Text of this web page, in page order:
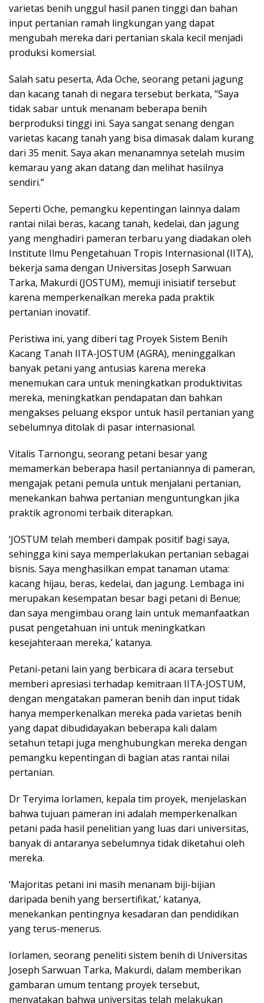
varietas benih unggul hasil panen tinggi dan bahan
input pertanian ramah lingkungan yang dapat
mengubah mereka dari pertanian skala kecil menjadi
produksi komersial.
Salah satu peserta, Ada Oche, seorang petani jagung
dan kacang tanah di negara tersebut berkata, “Saya
tidak sabar untuk menanam beberapa benih
berproduksi tinggi ini. Saya sangat senang dengan
varietas kacang tanah yang bisa dimasak dalam kurang
dari 35 menit. Saya akan menanamnya setelah musim
kemarau yang akan datang dan melihat hasilnya
sendiri.”
Seperti Oche, pemangku kepentingan lainnya dalam
rantai nilai beras, kacang tanah, kedelai, dan jagung
yang menghadiri pameran terbaru yang diadakan oleh
Institute Ilmu Pengetahuan Tropis Internasional (IITA),
bekerja sama dengan Universitas Joseph Sarwuan
Tarka, Makurdi (JOSTUM), memuji inisiatif tersebut
karena memperkenalkan mereka pada praktik
pertanian inovatif.
Peristiwa ini, yang diberi tag Proyek Sistem Benih
Kacang Tanah IITA-JOSTUM (AGRA), meninggalkan
banyak petani yang antusias karena mereka
menemukan cara untuk meningkatkan produktivitas
mereka, meningkatkan pendapatan dan bahkan
mengakses peluang ekspor untuk hasil pertanian yang
sebelumnya ditolak di pasar internasional.
Vitalis Tarnongu, seorang petani besar yang
memamerkan beberapa hasil pertaniannya di pameran,
mengajak petani pemula untuk menjalani pertanian,
menekankan bahwa pertanian menguntungkan jika
praktik agronomi terbaik diterapkan.
‘JOSTUM telah memberi dampak positif bagi saya,
sehingga kini saya memperlakukan pertanian sebagai
bisnis. Saya menghasilkan empat tanaman utama:
kacang hijau, beras, kedelai, dan jagung. Lembaga ini
merupakan kesempatan besar bagi petani di Benue;
dan saya mengimbau orang lain untuk memanfaatkan
pusat pengetahuan ini untuk meningkatkan
kesejahteraan mereka,’ katanya.
Petani-petani lain yang berbicara di acara tersebut
memberi apresiasi terhadap kemitraan IITA-JOSTUM,
dengan mengatakan pameran benih dan input tidak
hanya memperkenalkan mereka pada varietas benih
yang dapat dibudidayakan beberapa kali dalam
setahun tetapi juga menghubungkan mereka dengan
pemangku kepentingan di bagian atas rantai nilai
pertanian.
Dr Teryima Iorlamen, kepala tim proyek, menjelaskan
bahwa tujuan pameran ini adalah memperkenalkan
petani pada hasil penelitian yang luas dari universitas,
banyak di antaranya sebelumnya tidak diketahui oleh
mereka.
‘Majoritas petani ini masih menanam biji-bijian
daripada benih yang bersertifikat,’ katanya,
menekankan pentingnya kesadaran dan pendidikan
yang terus-menerus.
Iorlamen, seorang peneliti sistem benih di Universitas
Joseph Sarwuan Tarka, Makurdi, dalam memberikan
gambaran umum tentang proyek tersebut,
menyatakan bahwa universitas telah melakukan